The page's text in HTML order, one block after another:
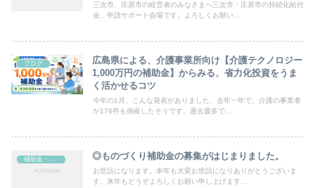
三次市、庄原市の経営者のみなさまへ三次市・庄原市の持続化給付
金、申請サポート会場です。よろしくお願い...
ブログ
広島県による、介護事業所向け【介護テクノロジー
1,000万円の補助金】からみる、省力化投資をうま
く活かせるコツ
今年の1月、こんな発表がありました。去年一年で、介護の事業者
が176件も倒産したそうです。過去最多で...
補助金・助成金 ◎ものづくり補助金の募集がはじまりました。
お世話になります。本年も大変お世話になりありがとうございま
す。来年もどうぞよろしくお願い申し上げます...